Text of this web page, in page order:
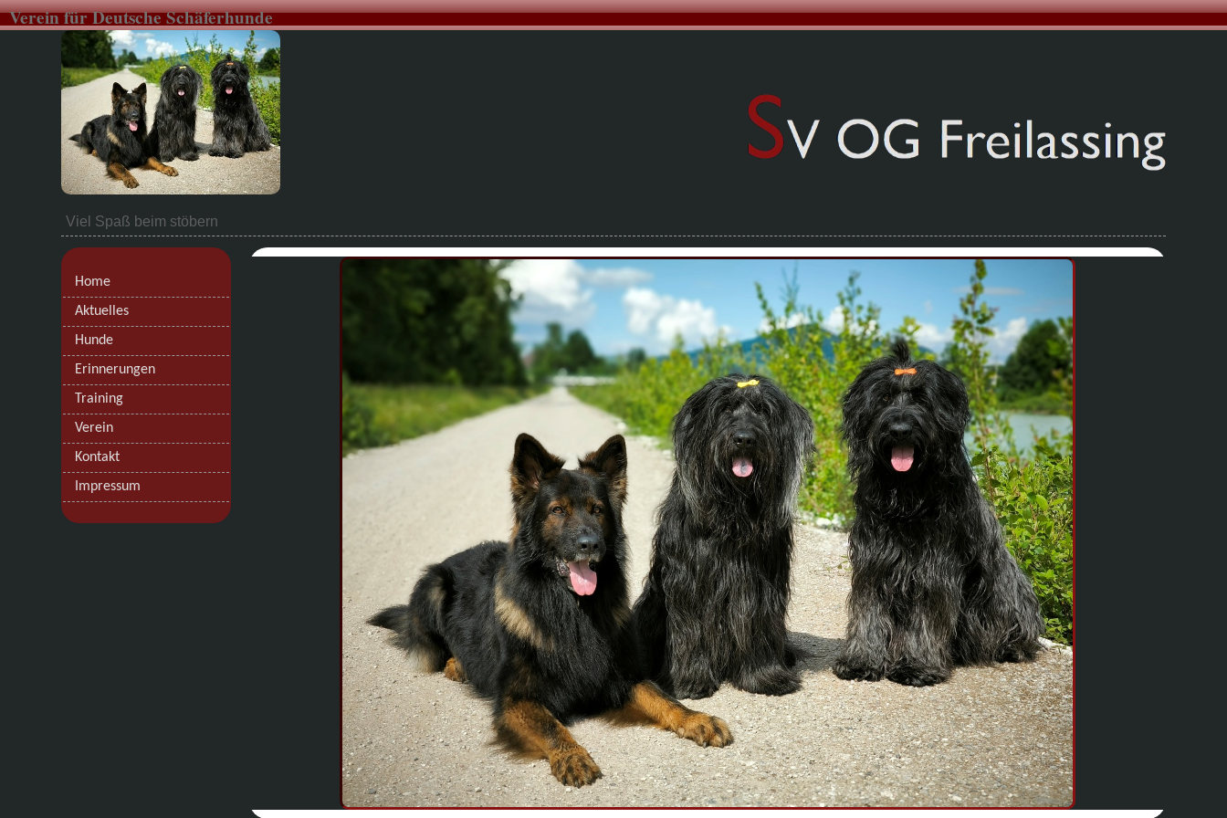
Verein für Deutsche Schäferhunde
Viel Spaß beim stöbern
Home
Aktuelles
Hunde
Erinnerungen
Training
Verein
Kontakt
Impressum